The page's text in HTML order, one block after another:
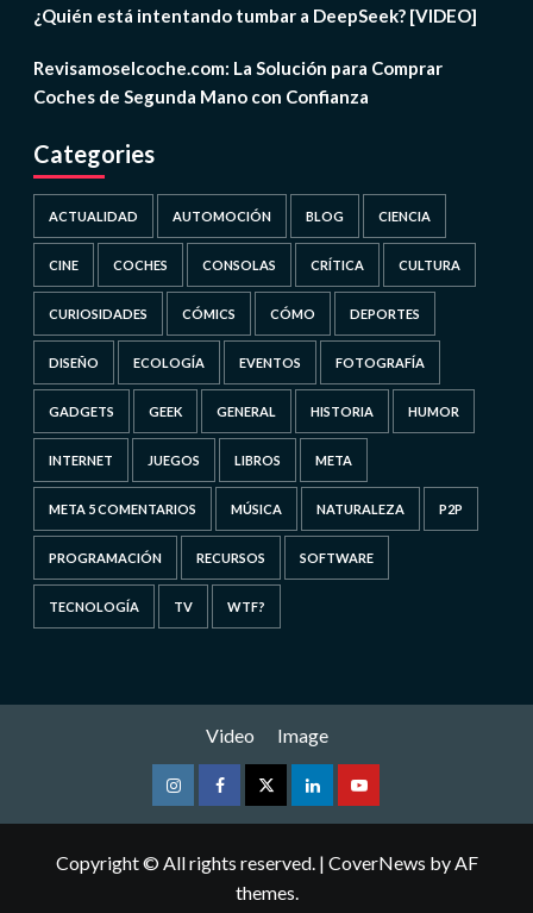
¿Quién está intentando tumbar a DeepSeek? [VIDEO]
Revisamoselcoche.com: La Solución para Comprar
Coches de Segunda Mano con Confianza
Categories
ACTUALIDAD AUTOMOCIÓN BLOG CIENCIA
CINE COCHES CONSOLAS CRÍTICA CULTURA
CURIOSIDADES CÓMICS CÓMO DEPORTES
DISEÑO ECOLOGÍA EVENTOS FOTOGRAFÍA
GADGETS GEEK GENERAL HISTORIA HUMOR
INTERNET JUEGOS LIBROS META
META 5 COMENTARIOS MÚSICA NATURALEZA P2P
PROGRAMACIÓN RECURSOS SOFTWARE
TECNOLOGÍA TV WTF?
Video Image
InstagramFacebookTwitterLinkedinYoutube
Copyright © All rights reserved. | CoverNews by AF
themes.